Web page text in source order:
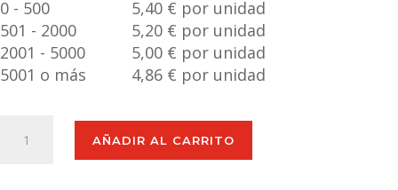
0 - 500
5,40 € por unidad
501 - 2000
5,20 € por unidad
2001 - 5000
5,00 € por unidad
5001 o más
4,86 € por unidad
Verdux
AÑADIR AL CARRITO